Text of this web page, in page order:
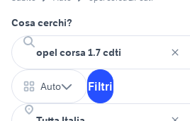
Cosa cerchi?
Auto Filtri